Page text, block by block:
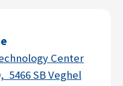
Center
5466 SB Veghel